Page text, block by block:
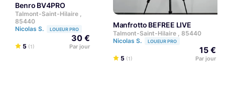
Benro BV4PRO
Talmont-Saint-Hilaire ,
85440
Nicolas S.
LOUEUR PRO
5 (1)
30 €
Par jour
Manfrotto BEFREE LIVE
Talmont-Saint-Hilaire , 85440
Nicolas S.
LOUEUR PRO
5 (1)
15 €
Par jour